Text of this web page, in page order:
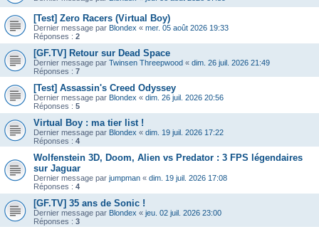
[Test] Zero Racers (Virtual Boy)
Dernier message par Blondex « mer. 05 août 2026 19:33
Réponses : 2
[GF.TV] Retour sur Dead Space
Dernier message par Twinsen Threepwood « dim. 26 juil. 2026 21:49
Réponses : 7
[Test] Assassin's Creed Odyssey
Dernier message par Blondex « dim. 26 juil. 2026 20:56
Réponses : 5
Virtual Boy : ma tier list !
Dernier message par Blondex « dim. 19 juil. 2026 17:22
Réponses : 4
Wolfenstein 3D, Doom, Alien vs Predator : 3 FPS légendaires
sur Jaguar
Dernier message par jumpman « dim. 19 juil. 2026 17:08
Réponses : 4
[GF.TV] 35 ans de Sonic !
Dernier message par Blondex « jeu. 02 juil. 2026 23:00
Réponses : 3